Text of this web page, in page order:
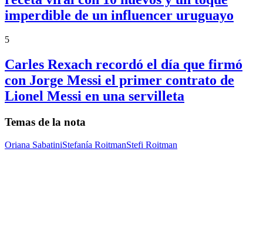
imperdible de un influencer uruguayo
5
Carles Rexach recordó el día que firmó
con Jorge Messi el primer contrato de
Lionel Messi en una servilleta
Temas de la nota
Oriana SabatiniStefanía RoitmanStefi Roitman